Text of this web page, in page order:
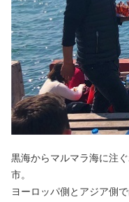
黒海からマルマラ海に注
市。
ヨーロッパ側とアジア側